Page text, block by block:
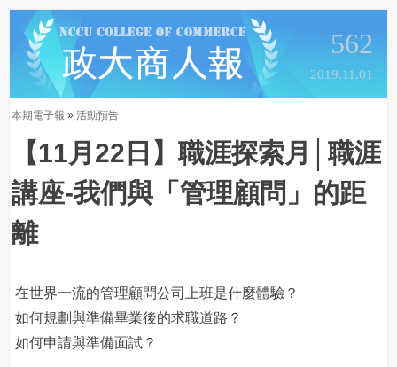
562
2019.11.01
本期電子報 » 活動預告
【11月22日】職涯探索月│職涯
講座-我們與「管理顧問」的距
離
在世界一流的管理顧問公司上班是什麼體驗？
如何規劃與準備畢業後的求職道路？
如何申請與準備面試？